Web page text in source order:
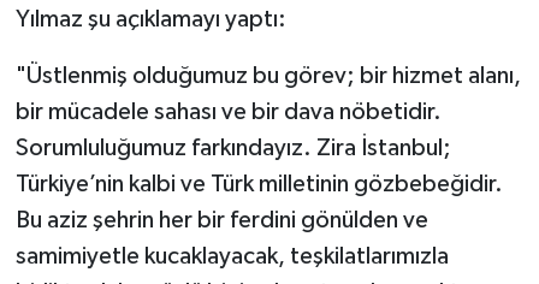
Yılmaz şu açıklamayı yaptı:
"Üstlenmiş olduğumuz bu görev; bir hizmet alanı,
bir mücadele sahası ve bir dava nöbetidir.
Sorumluluğumuz farkındayız. Zira İstanbul;
Türkiye’nin kalbi ve Türk milletinin gözbebeğidir.
Bu aziz şehrin her bir ferdini gönülden ve
samimiyetle kucaklayacak, teşkilatlarımızla